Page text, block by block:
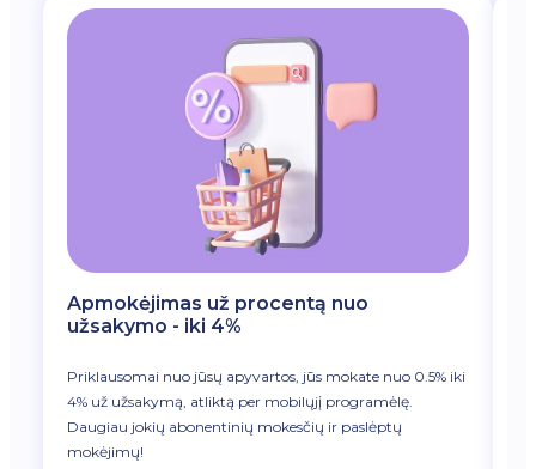
Apmokėjimas už procentą nuo
užsakymo - iki 4%
Priklausomai nuo jūsų apyvartos, jūs mokate nuo 0.5% iki
4% už užsakymą, atliktą per mobilųjį programėlę.
Daugiau jokių abonentinių mokesčių ir paslėptų
mokėjimų!